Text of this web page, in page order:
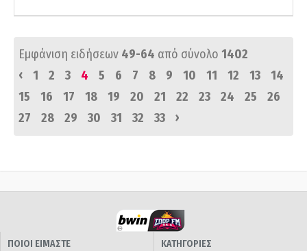
Εμφάνιση ειδήσεων 49-64 από σύνολο 1402
‹
1 2 3 4 5 6 7 8 9 10 11 12 13
14
15
16 17 18 19 20 21 22 23 24 25
26
27
28 29 30 31 32 33 ›
ΠΟΙΟΙ ΕΙΜΑΣΤΕ
ΚΑΤΗΓΟΡΙΕΣ